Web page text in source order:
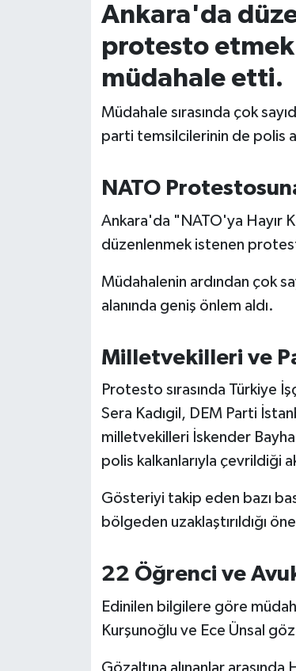
Ankara'da
protesto
müdahale etti.
Müdahale sırasında çok
parti temsilcilerinin de polis
NATO
Ankara'da "NATO'ya Hayır
düzenlenmek istenen
Müdahalenin ardından çok
alanında geniş önlem aldı.
Milletvekilleri ve
Protesto sırasında Türkiye
Sera Kadıgil, DEM Parti
milletvekilleri İskender
polis kalkanlarıyla çevrildiği
Gösteriyi takip eden bazı
bölgeden uzaklaştırıldığı
22 Öğrenci ve
Edinilen bilgilere göre
Kurşunoğlu ve Ece Ünsal
Gözaltına alınanlar
KENT GÜNDEMİ
KÜLTÜR-SANAT
MAGAZİN
OTOMOTİV
Resmi İlanlar
Savaştepe